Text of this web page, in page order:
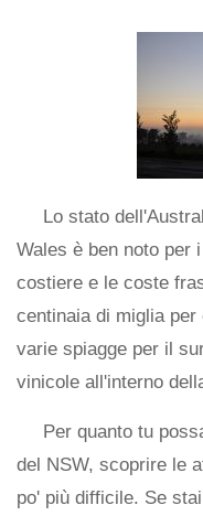
Lo stato
Wales è ben noto per
costiere e le coste
centinaia di miglia
varie spiagge per il
vinicole all'interno
Per quanto tu
del NSW, scoprire le
po' più difficile. Se